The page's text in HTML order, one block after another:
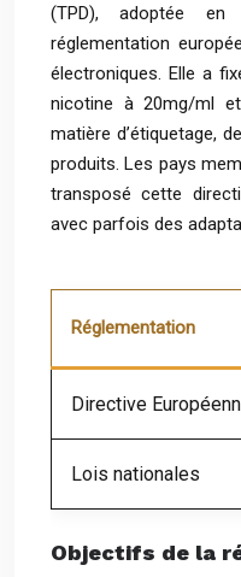
(TPD), adoptée
réglementation
électroniques. Elle a
nicotine à 20mg/ml
matière d’étiquetage,
produits. Les pays
transposé cette
avec parfois des
Réglementation
Directive
Lois nationales
Objectifs de la